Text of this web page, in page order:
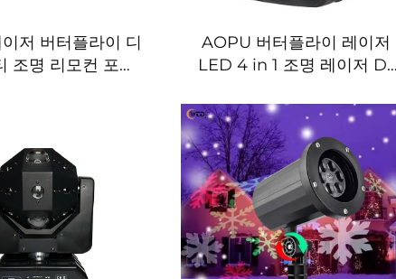
저 버터플라이 디
조명 리모컨 포함
AOPU 버터플라이 레이저
LED 4 in 1 조명 레이저 DJ
이저 빔 스트로보 스테이지
조명